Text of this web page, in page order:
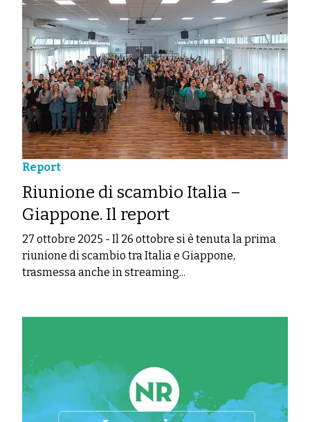
Report
Riunione di scambio Italia –
Giappone. Il report
27 ottobre 2025 - Il 26 ottobre si è tenuta la prima
riunione di scambio tra Italia e Giappone,
trasmessa anche in streaming...